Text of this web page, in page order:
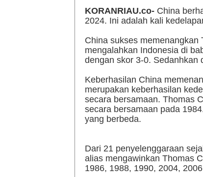
KORANRIAU.co- China
2024. Ini adalah kali
China sukses memenangkan
mengalahkan Indonesia di
dengan skor 3-0. Sedanhkan
Keberhasilan China
merupakan keberhasilan
secara bersamaan. Thomas
secara bersamaan pada
yang berbeda.
Dari 21 penyelenggaraan
alias mengawinkan Thomas
1986, 1988, 1990, 2004,